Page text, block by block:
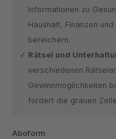
Informationen zu
Haushalt, Finanzen
bereichern.
Rätsel und
verschiedenen
Gewinnmöglichkeiten
fordert die grauen
Aboform